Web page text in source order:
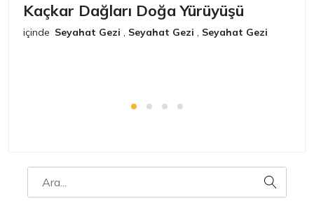
Kaçkar Dağları Doğa Yürüyüşü
içinde Seyahat Gezi , Seyahat Gezi , Seyahat Gezi